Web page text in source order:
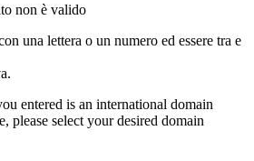
non è valido
una lettera o un numero ed essere tra e
entered is an international domain
please select your desired domain